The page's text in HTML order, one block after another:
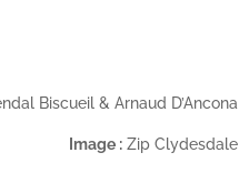
Biscueil & Arnaud D’Ancona
Image : Zip Clydesdale